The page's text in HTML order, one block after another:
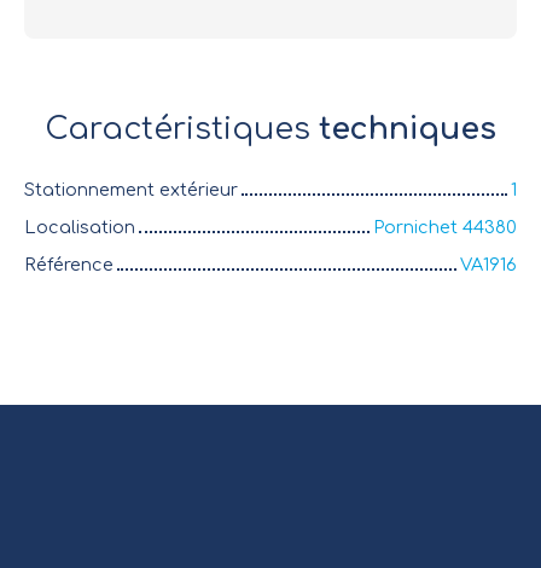
Caractéristiques techniques
Stationnement extérieur
1
Localisation
Pornichet 44380
Référence
VA1916